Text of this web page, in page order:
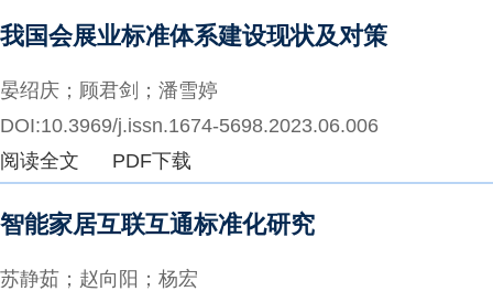
我国会展业标准体系建设现状及对策
晏绍庆；顾君剑；潘雪婷
DOI:10.3969/j.issn.1674-5698.2023.06.006
阅读全文
PDF下载
智能家居互联互通标准化研究
苏静茹；赵向阳；杨宏